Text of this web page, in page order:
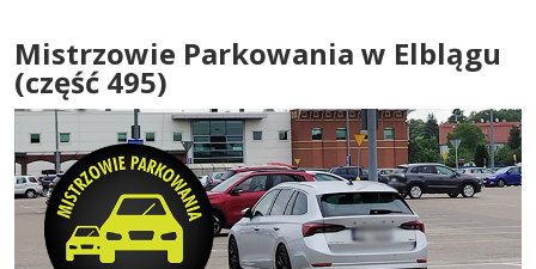
Mistrzowie Parkowania w Elblągu
(część 495)